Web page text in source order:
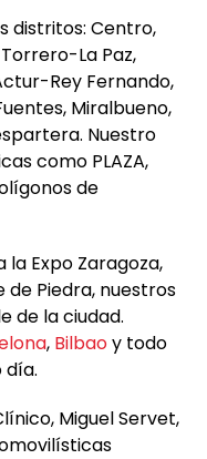
distritos: Centro,
La Paz,
Rey Fernando,
Miralbueno,
Nuestro
como PLAZA,
de
la Expo Zaragoza,
de Piedra, nuestros
de la ciudad.
, Bilbaoy todo
día.
Miguel Servet,